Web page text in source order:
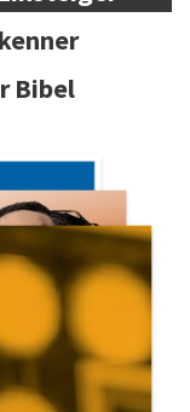
Bibel